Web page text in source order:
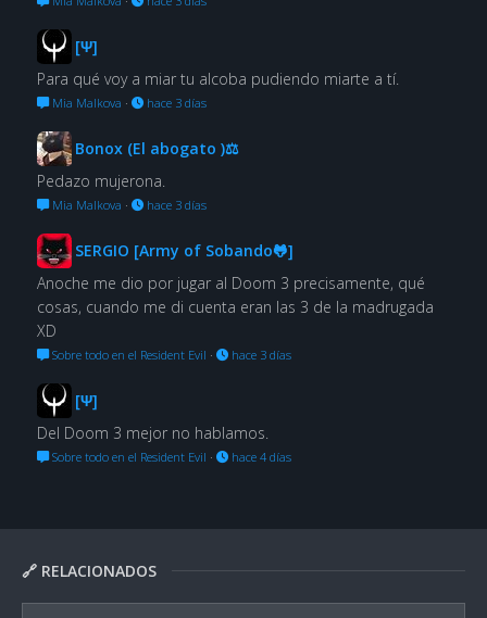
🔗 RELACIONADOS
[Ψ]
Para qué voy a miar tu alcoba pudiendo miarte a tí.
Mia Malkova · hace 3 días
Bonox (El abogato )⚖
Pedazo mujerona.
Mia Malkova · hace 3 días
SERGIO [Army of Sobando🐸]
Anoche me dio por jugar al Doom 3 precisamente, qué
cosas, cuando me di cuenta eran las 3 de la madrugada
XD
Sobre todo en el Resident Evil · hace 3 días
[Ψ]
Del Doom 3 mejor no hablamos.
Sobre todo en el Resident Evil · hace 4 días